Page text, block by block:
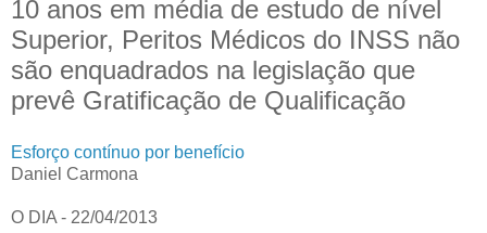
10 anos em média de estudo de nível
Superior, Peritos Médicos do INSS não
são enquadrados na legislação que
prevê Gratificação de Qualificação
Esforço contínuo por benefício
Daniel Carmona
O DIA - 22/04/2013